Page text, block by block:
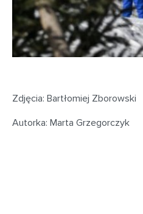
Zdjęcia: Bartłomiej Zborowski
Autorka: Marta Grzegorczyk